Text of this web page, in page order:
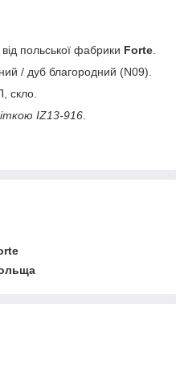
від польської фабрики Forte
/ дуб благородний (N09).
скло.
IZ13-916